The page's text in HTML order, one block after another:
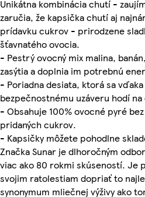
Unikátna kombinácia chutí -
zaručia, že kapsička chutí aj
prídavku cukrov - prirodzene
šťavnatého ovocia.
- Pestrý ovocný mix malina,
zasýtia a doplnia im potrebnú
- Poriadna desiata, ktorá sa
bezpečnostnému uzáveru hodí na
- Obsahuje 100% ovocné pyré
pridaných cukrov.
- Kapsičky môžete pohodlne
Značka Sunar je dlhoročným
viac ako 80 rokmi skúseností.
svojim ratolestiam dopriať to
synonymum mliečnej výživy ako